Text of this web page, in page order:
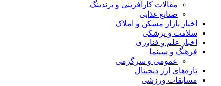
مقالات کارآفرینی و برندینگ
صنایع غذایی
اخبار بازار مسکن و املاک
سلامت و پزشکی
اخبار علم و فناوری
فرهنگ و سینما
عمومی و سرگرمی
تازه‌های ارز دیجیتال
مسابقات ورزشی